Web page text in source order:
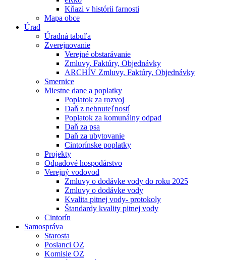
Kňazi v histórii farnosti
Mapa obce
Úrad
Úradná tabuľa
Zverejnovanie
Verejné obstarávanie
Zmluvy, Faktúry, Objednávky
ARCHÍV Zmluvy, Faktúry, Objednávky
Smernice
Miestne dane a poplatky
Poplatok za rozvoj
Daň z nehnuteľností
Poplatok za komunálny odpad
Daň za psa
Daň za ubytovanie
Cintorínske poplatky
Projekty
Odpadové hospodárstvo
Verejný vodovod
Zmluvy o dodávke vody do roku 2025
Zmluvy o dodávke vody
Kvalita pitnej vody- protokoly
Štandardy kvality pitnej vody
Cintorín
Samospráva
Starosta
Poslanci OZ
Komisie OZ